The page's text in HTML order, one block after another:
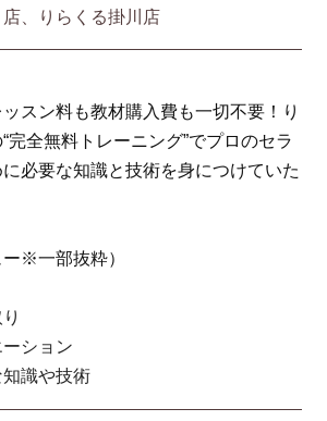
、りらくる掛川店
スン料も教材購入費も一切不要！り
完全無料トレーニング”でプロのセラ
必要な知識と技術を身につけていた
ー※一部抜粋）
ション
知識や技術